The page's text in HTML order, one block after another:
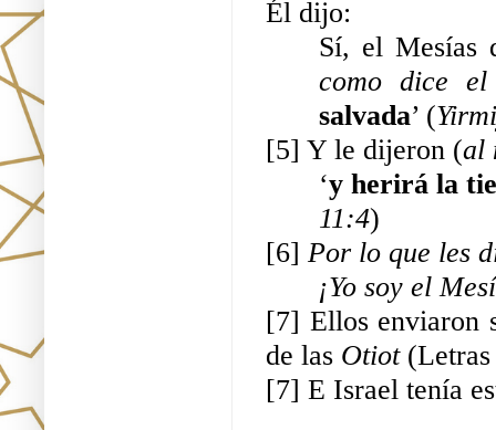
Él dijo:
Sí, el Mesías
como dice el
salvada’ (
[5] Y le dijeron (al
‘y herirá la
11:4)
[6] Por lo que les
¡Yo soy el
[7] Ellos enviaron
de las Otiot
[7] E Israel tenía